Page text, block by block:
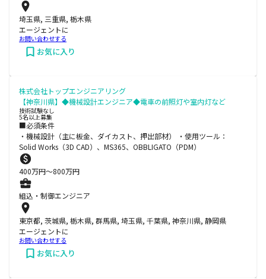
埼玉県, 三重県, 栃木県
エージェントに
お問い合わせする
お気に入り
株式会社トップエンジニアリング
【神奈川県】◆機械設計エンジニア◆電車の前照灯や室内灯など
技術試験なし
5名以上募集
■必須条件
・機械設計（主に板金、ダイカスト、押出部材） ・使用ツール：
Solid Works（3D CAD）、MS365、OBBLIGATO（PDM）
400万円〜800万円
組込・制御エンジニア
東京都, 茨城県, 栃木県, 群馬県, 埼玉県, 千葉県, 神奈川県, 静岡県
エージェントに
お問い合わせする
お気に入り